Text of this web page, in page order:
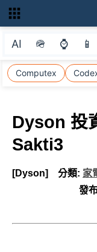
AI 🪖 ⌚ 📱
Computex
Dyson 投
Sakti3
[Dyson] 分類: 家
發